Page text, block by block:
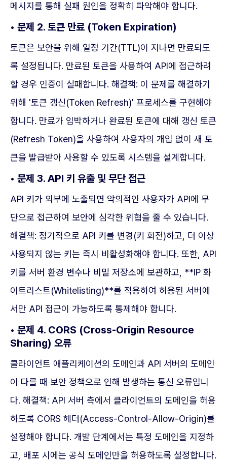
메시지를 통해 실패 원인을 정확히 파악해야 합니다.
• 문제 2. 토큰 만료 (Token Expiration)
토큰은 보안을 위해 일정 기간(TTL)이 지나면 만료되도
록 설정됩니다. 만료된 토큰을 사용하여 API에 접근하려
할 경우 인증이 실패합니다. 해결책: 이 문제를 해결하기
위해 '토큰 갱신(Token Refresh)' 프로세스를 구현해야
합니다. 만료가 임박하거나 완료된 토큰에 대해 갱신 토큰
(Refresh Token)을 사용하여 사용자의 개입 없이 새 토
큰을 발급받아 사용할 수 있도록 시스템을 설계합니다.
• 문제 3. API 키 유출 및 무단 접근
API 키가 외부에 노출되면 악의적인 사용자가 API에 무
단으로 접근하여 보안에 심각한 위협을 줄 수 있습니다.
해결책: 정기적으로 API 키를 변경(키 회전)하고, 더 이상
사용되지 않는 키는 즉시 비활성화해야 합니다. 또한, API
키를 서버 환경 변수나 비밀 저장소에 보관하고, **IP 화
이트리스트(Whitelisting)**를 적용하여 허용된 서버에
서만 API 접근이 가능하도록 통제해야 합니다.
• 문제 4. CORS (Cross-Origin Resource
Sharing) 오류
클라이언트 애플리케이션의 도메인과 API 서버의 도메인
이 다를 때 보안 정책으로 인해 발생하는 통신 오류입니
다. 해결책: API 서버 측에서 클라이언트의 도메인을 허용
하도록 CORS 헤더(Access-Control-Allow-Origin)를
설정해야 합니다. 개발 단계에서는 특정 도메인을 지정하
고, 배포 시에는 공식 도메인만을 허용하도록 설정합니다.